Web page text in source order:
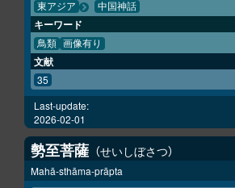
東アジア 中国神話
キーワード
鳥類 画像有り
文献
35
Last-update:
2026-02-01
勢至菩薩 せいしぼさつ
Mahā-sthāma-prāpta